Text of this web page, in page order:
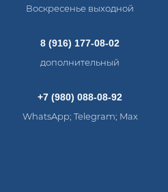
Воскресенье выходной
8 (916) 177-08-02
дополнительный
+7 (980) 088-08-92
WhatsApp; Telegram; Max